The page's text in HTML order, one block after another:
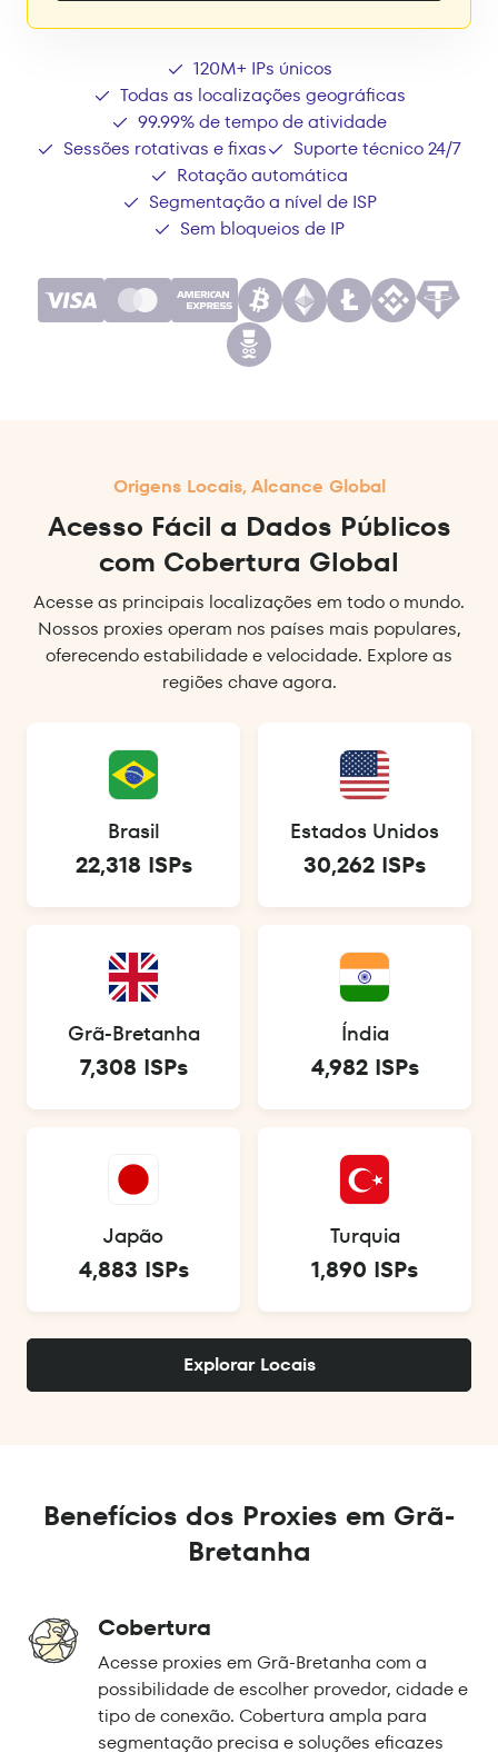
120M+ IPs únicos
Todas as localizações geográficas
99.99% de tempo de atividade
Sessões rotativas e fixas
Suporte técnico 24/7
Rotação automática
Segmentação a nível de ISP
Sem bloqueios de IP
Origens Locais, Alcance Global
Acesso Fácil a Dados Públicos
com Cobertura Global
Acesse as principais localizações em todo o mundo.
Nossos proxies operam nos países mais populares,
oferecendo estabilidade e velocidade. Explore as
regiões chave agora.
Brasil
22,318 ISPs
Estados Unidos
30,262 ISPs
Grã-Bretanha
7,308 ISPs
Índia
4,982 ISPs
Japão
4,883 ISPs
Turquia
1,890 ISPs
Explorar Locais
Benefícios dos Proxies em Grã-
Bretanha
Cobertura
Acesse proxies em Grã-Bretanha com a
possibilidade de escolher provedor, cidade e
tipo de conexão. Cobertura ampla para
segmentação precisa e soluções eficazes